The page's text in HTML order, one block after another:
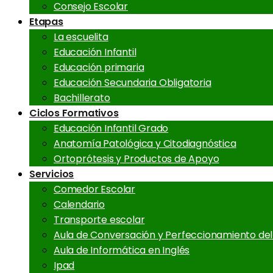
Consejo Escolar
Etapas
La escuelita
Educación Infantil
Educación primaria
Educación Secundaria Obligatoria
Bachillerato
Ciclos Formativos
Educación Infantil Grado
Anatomía Patológica y Citodiagnóstica
Ortoprótesis y Productos de Apoyo
Servicios
Comedor Escolar
Calendario
Transporte escolar
Aula de Conversación y Perfeccionamiento
Aula de Informática en Inglés
Ipad